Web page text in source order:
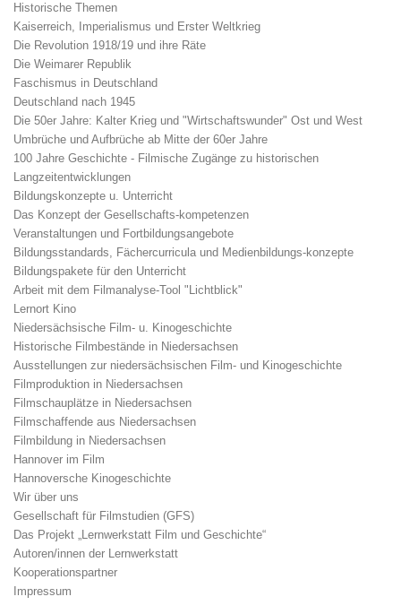
Historische Themen
Kaiserreich, Imperialismus und Erster Weltkrieg
Die Revolution 1918/19 und ihre Räte
Die Weimarer Republik
Faschismus in Deutschland
Deutschland nach 1945
Die 50er Jahre: Kalter Krieg und "Wirtschaftswunder" Ost und West
Umbrüche und Aufbrüche ab Mitte der 60er Jahre
100 Jahre Geschichte - Filmische Zugänge zu historischen
Langzeitentwicklungen
Bildungskonzepte u. Unterricht
Das Konzept der Gesellschafts-kompetenzen
Veranstaltungen und Fortbildungsangebote
Bildungsstandards, Fächercurricula und Medienbildungs-konzepte
Bildungspakete für den Unterricht
Arbeit mit dem Filmanalyse-Tool "Lichtblick"
Lernort Kino
Niedersächsische Film- u. Kinogeschichte
Historische Filmbestände in Niedersachsen
Ausstellungen zur niedersächsischen Film- und Kinogeschichte
Filmproduktion in Niedersachsen
Filmschauplätze in Niedersachsen
Filmschaffende aus Niedersachsen
Filmbildung in Niedersachsen
Hannover im Film
Hannoversche Kinogeschichte
Wir über uns
Gesellschaft für Filmstudien (GFS)
Das Projekt „Lernwerkstatt Film und Geschichte“
Autoren/innen der Lernwerkstatt
Kooperationspartner
Impressum